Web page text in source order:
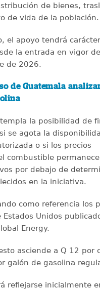
de bienes,
de vida de la población.
el apoyo tendrá
la entrada en vigor
de 2026.
de Guatemala
la posibilidad de
se agota la
o si los precios
combustible
por debajo de
en la iniciativa.
como referencia los
Estados Unidos
Energy.
asciende a Q 12 por
galón de gasolina
reflejarse inicialmente